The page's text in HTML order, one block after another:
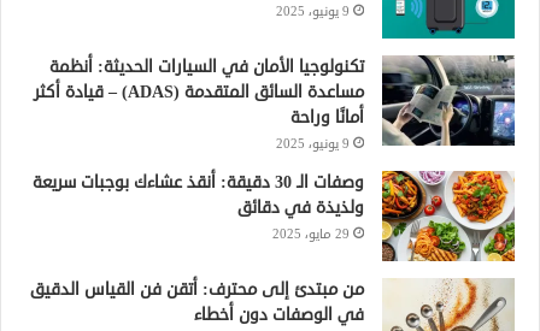
9 يونيو، 2025
تكنولوجيا الأمان في السيارات الحديثة: أنظمة
مساعدة السائق المتقدمة (ADAS) – قيادة أكثر
أمانًا وراحة
9 يونيو، 2025
وصفات الـ 30 دقيقة: أنقذ عشاءك بوجبات سريعة
ولذيذة في دقائق
29 مايو، 2025
من مبتدئ إلى محترف: أتقن فن القياس الدقيق
في الوصفات دون أخطاء